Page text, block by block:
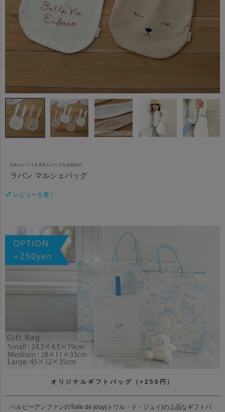
かわいい♡うさぎさんバッグとお出かけ
ラパン マルシェバッグ
レビューを書く
オリジナルギフトバッグ（+250円）
ベルビーアンファンのToile de jouy(トワル・ド・ジュイ)の上品なギフトバ